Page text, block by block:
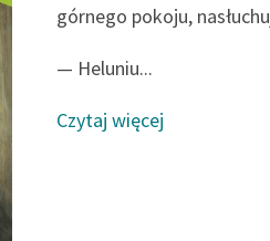
górnego pokoju,
— Heluniu...
Czytaj więcej